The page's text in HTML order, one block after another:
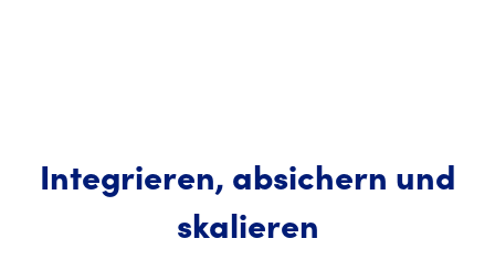
Integrieren, absichern und
skalieren